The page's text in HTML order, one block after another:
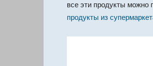
все эти продукты можно
продукты из